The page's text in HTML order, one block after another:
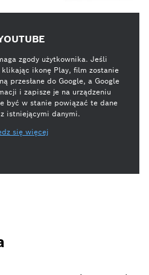
zgody użytkownika. Jeśli
ikonę Play, film zostanie
przesłane do Google, a Google
i zapisze je na urządzeniu
być w stanie powiązać te dane
istniejącymi danymi.
się więcej